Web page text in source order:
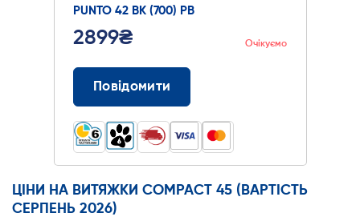
PUNTO 42 BK (700) PB
2899₴ Очікуємо
Повідомити
ЦІНИ НА ВИТЯЖКИ COMPACT 45 (ВАРТІСТЬ
СЕРПЕНЬ 2026)